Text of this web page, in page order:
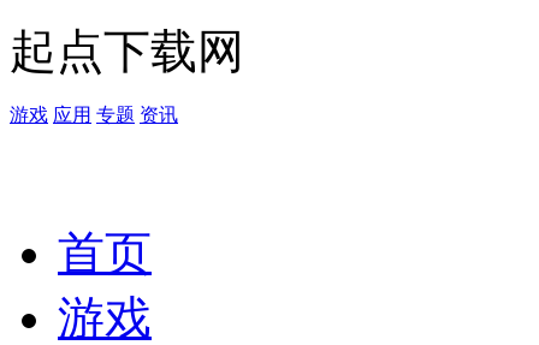
起点下载网
游戏 应用 专题 资讯
首页
游戏